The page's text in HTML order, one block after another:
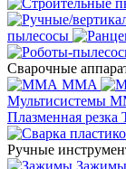
пылесосы
Сварочные
MMA
Мультисистемы
Плазменная резка
Ручные
Зажимы